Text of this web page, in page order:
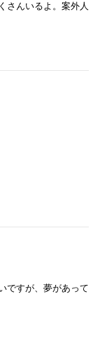
さんいるよ。案外人
ですが、夢があって